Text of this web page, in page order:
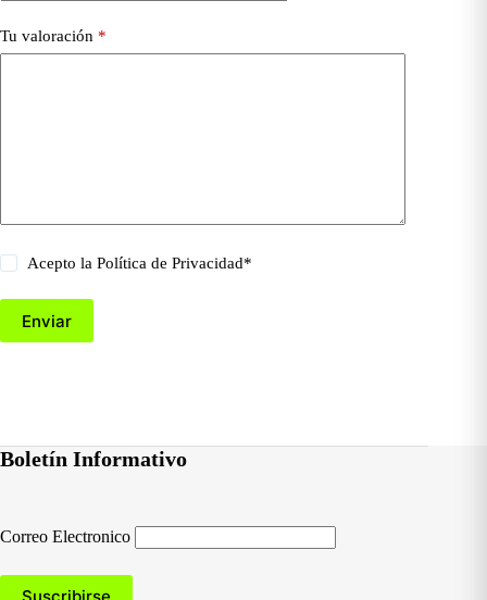
Tu valoración *
Acepto laPolítica de Privacidad*
Enviar
Boletín Informativo
Correo Electronico